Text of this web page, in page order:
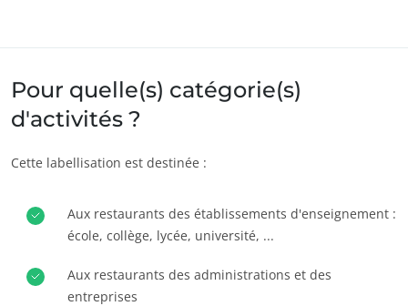
Pour quelle(s) catégorie(s)
d'activités ?
Cette labellisation est destinée :
Aux restaurants des établissements d'enseignement :
école, collège, lycée, université, ...
Aux restaurants des administrations et des
entreprises